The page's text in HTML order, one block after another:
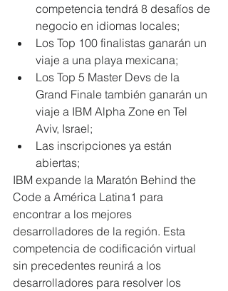
competencia tendrá 8 desafíos de
negocio en idiomas locales;
Los Top 100 finalistas ganarán un
viaje a una playa mexicana;
Los Top 5 Master Devs de la
Grand Finale también ganarán un
viaje a IBM Alpha Zone en Tel
Aviv, Israel;
Las inscripciones ya están
abiertas;
IBM expande la Maratón Behind the
Code a América Latina1 para
encontrar a los mejores
desarrolladores de la región. Esta
competencia de codificación virtual
sin precedentes reunirá a los
desarrolladores para resolver los